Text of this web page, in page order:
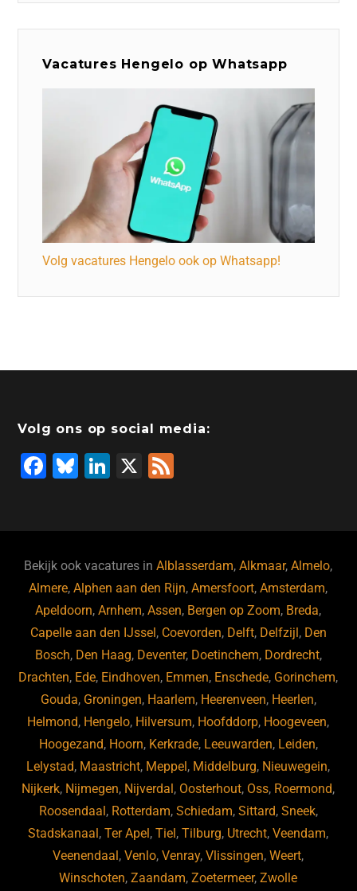
Vacatures Hengelo op Whatsapp
Volg vacatures Hengelo ook op Whatsapp!
Volg ons op social media:
F
b
o
o
k
Bl
ky
Li
dI
n
X
Bekijk ook vacatures inAlblasserdam,Alkmaar,Almelo,
Almere,Alphen aan den Rijn,Amersfoort,Amsterdam,
Apeldoorn,Arnhem,Assen, Bergen op Zoom, Breda,
Capelle aan den IJssel, Coevorden, Delft, Delfzijl, Den
Bosch, Den Haag, Deventer, Doetinchem, Dordrecht,
Drachten, Ede, Eindhoven, Emmen, Enschede, Gorinchem,
Gouda, Groningen, Haarlem, Heerenveen, Heerlen,
Helmond, Hengelo, Hilversum, Hoofddorp, Hoogeveen,
Hoogezand, Hoorn, Kerkrade, Leeuwarden, Leiden,
Lelystad, Maastricht, Meppel, Middelburg, Nieuwegein,
Nijkerk, Nijmegen, Nijverdal, Oosterhout, Oss, Roermond,
Roosendaal, Rotterdam, Schiedam, Sittard, Sneek,
Stadskanaal,Ter Apel,Tiel,Tilburg, Utrecht,Veendam,
Veenendaal,Venlo,Venray,Vlissingen,Weert,
Winschoten,Zaandam,Zoetermeer,Zwolle